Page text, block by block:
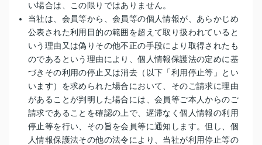
い場合は、この限りではありません。
当社は、会員等から、会員等の個人情報が、あらかじめ
公表された利用目的の範囲を超えて取り扱われていると
いう理由又は偽りその他不正の手段により取得されたも
のであるという理由により、個人情報保護法の定めに基
づきその利用の停止又は消去（以下「利用停止等」とい
います）を求められた場合において、そのご請求に理由
があることが判明した場合には、会員等ご本人からのご
請求であることを確認の上で、遅滞なく個人情報の利用
停止等を行い、その旨を会員等に通知します。但し、個
人情報保護法その他の法令により、当社が利用停止等の